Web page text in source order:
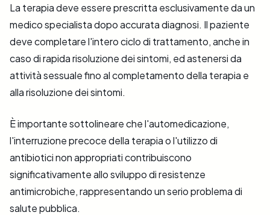
La terapia deve essere prescritta esclusivamente da un
medico specialista dopo accurata diagnosi. Il paziente
deve completare l'intero ciclo di trattamento, anche in
caso di rapida risoluzione dei sintomi, ed astenersi da
attività sessuale fino al completamento della terapia e
alla risoluzione dei sintomi.
È importante sottolineare che l'automedicazione,
l'interruzione precoce della terapia o l'utilizzo di
antibiotici non appropriati contribuiscono
significativamente allo sviluppo di resistenze
antimicrobiche, rappresentando un serio problema di
salute pubblica.